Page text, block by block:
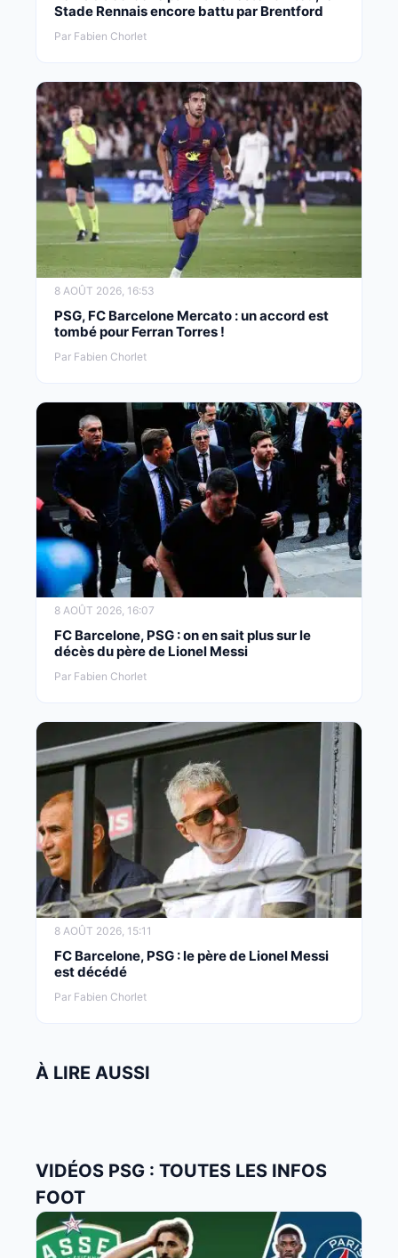
Stade Rennais encore battu par Brentford
Par Fabien Chorlet
8 AOÛT 2026, 16:53
PSG, FC Barcelone Mercato : un accord est
tombé pour Ferran Torres !
Par Fabien Chorlet
8 AOÛT 2026, 16:07
FC Barcelone, PSG : on en sait plus sur le
décès du père de Lionel Messi
Par Fabien Chorlet
8 AOÛT 2026, 15:11
FC Barcelone, PSG : le père de Lionel Messi
est décédé
Par Fabien Chorlet
À LIRE AUSSI
VIDÉOS PSG : TOUTES LES INFOS
FOOT